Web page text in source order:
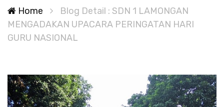
Home
Blog Detail : SDN 1 LAMONGAN
MENGADAKAN UPACARA PERINGATAN HARI
GURU NASIONAL